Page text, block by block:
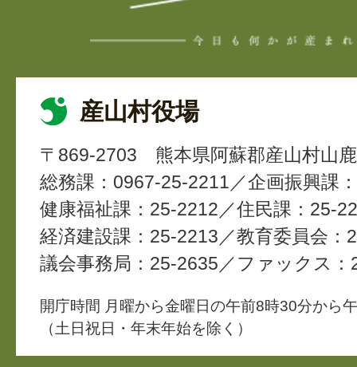
産山村役場
〒869-2703
熊本県阿蘇郡産山村山
総務課：0967-25-2211
企画振興課
健康福祉課：25-2212
住民課：25-
経済建設課：25-2213
教育委員会：
議会事務局：25-2635
ファックス：
開庁時間 月曜から金曜日の午前8時30分から
（土日祝日・年末年始を除く）